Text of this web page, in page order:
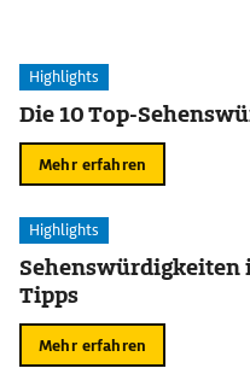
Highlights
Die 10 Top-
Mehr erfahren
Highlights
Sehenswürdigkeiten
Tipps
Mehr erfahren